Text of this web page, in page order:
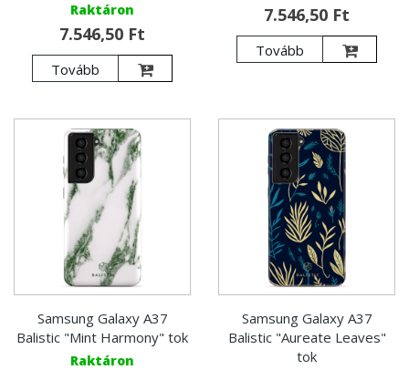
Raktáron
7.546,50 Ft
Tovább
7.546,50 Ft
Tovább
Samsung Galaxy A37
Balistic "Mint Harmony" tok
Raktáron
Samsung Galaxy A37
Balistic "Aureate Leaves"
tok